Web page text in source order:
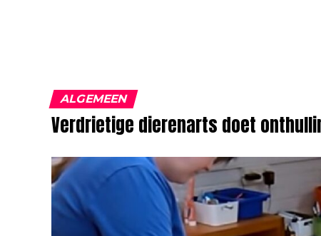
ALGEMEEN
Verdrietige dierenarts doet